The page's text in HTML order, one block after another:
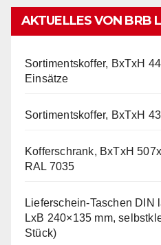
AKTUELLES VON BRB
Sortimentskoffer, BxTxH
Einsätze
Sortimentskoffer, BxTxH
Kofferschrank, BxTxH
RAL 7035
Lieferschein-Taschen DIN
LxB 240×135 mm,
Stück)